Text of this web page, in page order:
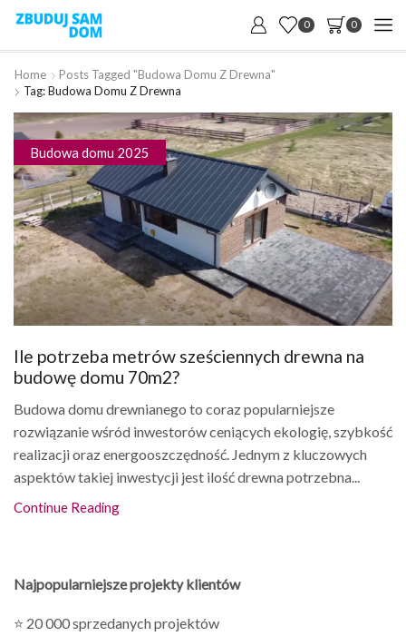
0 0
Home
Posts Tagged "budowa Domu Z Drewna"
Tag: Budowa Domu Z Drewna
Budowa domu 2025
Ile potrzeba metrów sześciennych drewna na
budowę domu 70m2?
Budowa domu drewnianego to coraz popularniejsze
rozwiązanie wśród inwestorów ceniących ekologię, szybkość
realizacji oraz energooszczędność. Jednym z kluczowych
aspektów takiej inwestycji jest ilość drewna potrzebna...
Continue Reading
Najpopularniejsze projekty klientów
⭐ 20 000 sprzedanych projektów